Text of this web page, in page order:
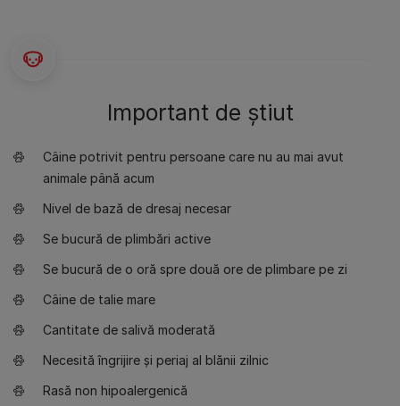
Important de știut
Câine potrivit pentru persoane care nu au mai avut
animale până acum
Nivel de bază de dresaj necesar
Se bucură de plimbări active
Se bucură de o oră spre două ore de plimbare pe zi
Câine de talie mare
Cantitate de salivă moderată
Necesită îngrijire și periaj al blănii zilnic
Rasă non hipoalergenică